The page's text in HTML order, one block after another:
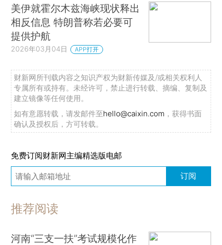
美伊就霍尔木兹海峡现状释出
相反信息 特朗普称若必要可
提供护航
2026年03月04日 APP打开
财新网所刊载内容之知识产权为财新传媒及/或相关权利人
专属所有或持有。未经许可，禁止进行转载、摘编、复制及
建立镜像等任何使用。
如有意愿转载，请发邮件至hello@caixin.com ，获得书面
确认及授权后，方可转载。
免费订阅财新网主编精选版电邮
订阅
推荐阅读
河南“三支一扶”考试规模化作